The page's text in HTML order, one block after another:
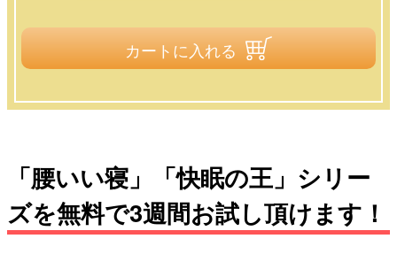
カートに入れる
「腰いい寝」「快眠の王」シリー
ズを無料で3週間お試し頂けます！